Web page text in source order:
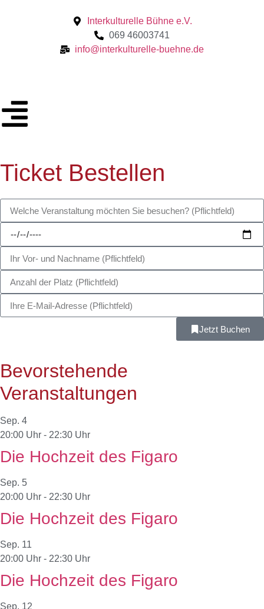
Interkulturelle Bühne e.V.
069 46003741
info@interkulturelle-buehne.de
Ticket Bestellen
Jetzt Buchen
Bevorstehende
Veranstaltungen
Sep. 4
20:00 Uhr - 22:30 Uhr
Die Hochzeit des Figaro
Sep. 5
20:00 Uhr - 22:30 Uhr
Die Hochzeit des Figaro
Sep. 11
20:00 Uhr - 22:30 Uhr
Die Hochzeit des Figaro
Sep. 12